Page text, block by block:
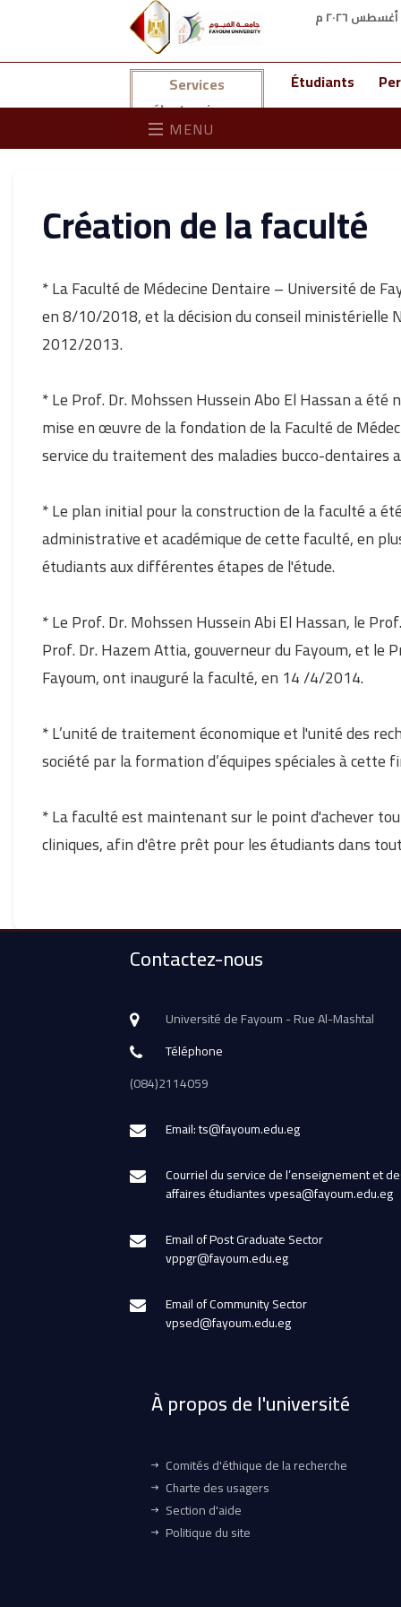
Services
électroniques
Étudiants
MENU
Création de la faculté
* La Faculté de Médecine Dentaire – Université de
en 8/10/2018, et la décision du conseil ministérielle
2012/2013.
* Le Prof. Dr. Mohssen Hussein Abo El Hassan a
mise en œuvre de la fondation de la Faculté de
service du traitement des maladies bucco-dentaires
* Le plan initial pour la construction de la faculté a
administrative et académique de cette faculté, en
étudiants aux différentes étapes de l'étude.
* Le Prof. Dr. Mohssen Hussein Abi El Hassan, le
Prof. Dr. Hazem Attia, gouverneur du Fayoum, et le
Fayoum, ont inauguré la faculté, en 14 /4/2014.
* L’unité de traitement économique et l'unité des
société par la formation d’équipes spéciales à cette
* La faculté est maintenant sur le point d'achever
cliniques, afin d'être prêt pour les étudiants dans
Contactez-nous
Université de Fayoum - Rue Al-Mashtal
Téléphone
(084)2114059
Email: ts@fayoum.edu.eg
Courriel du service de l’enseignement et
affaires étudiantes vpesa@fayoum.edu.eg
Email of Post Graduate Sector
vppgr@fayoum.edu.eg
Email of Community Sector
vpsed@fayoum.edu.eg
À propos de l'université
Comités d'éthique de la recherche
Charte des usagers
Section d'aide
Politique du site